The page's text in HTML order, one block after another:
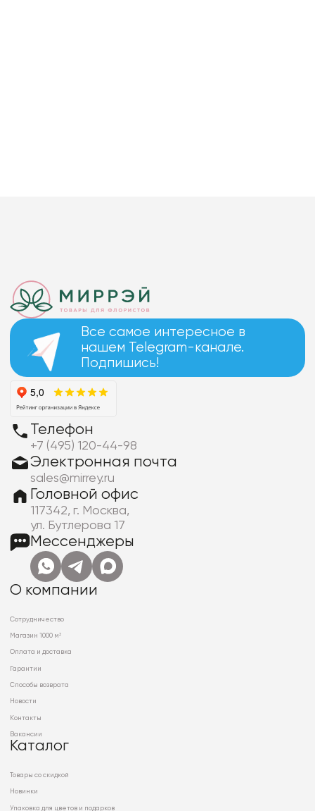
Все самое интересное в
нашем Telegram-канале.
Подпишись!
Телефон
+7 (495) 120-44-98
Электронная почта
sales@mirrey.ru
Головной офис
117342, г. Москва,
ул. Бутлерова 17
Мессенджеры
О компании
Сотрудничество
Магазин 1000 м²
Оплата и доставка
Гарантии
Способы возврата
Новости
Контакты
Вакансии
Каталог
Товары со скидкой
Новинки
Упаковка для цветов и подарков